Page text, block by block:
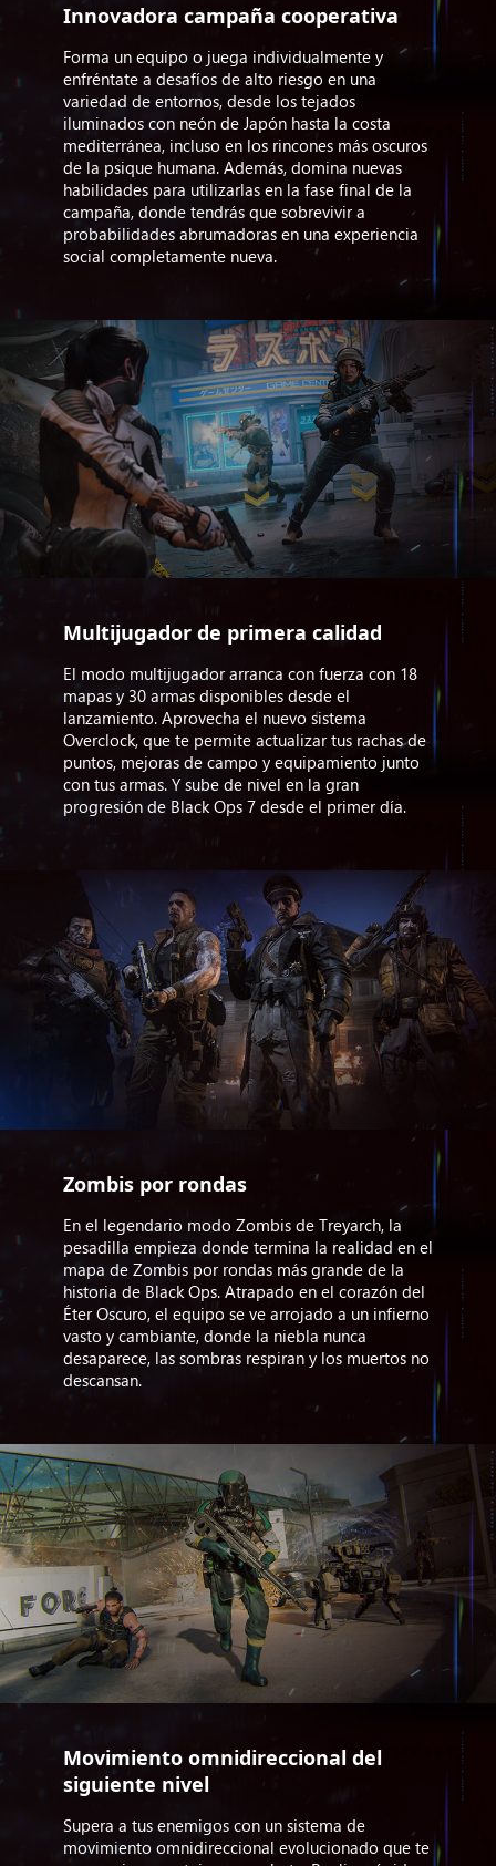
Innovadora campaña cooperativa
Forma un equipo o juega individualmente y
enfréntate a desafíos de alto riesgo en una
variedad de entornos, desde los tejados
iluminados con neón de Japón hasta la costa
mediterránea, incluso en los rincones más oscuros
de la psique humana. Además, domina nuevas
habilidades para utilizarlas en la fase final de la
campaña, donde tendrás que sobrevivir a
probabilidades abrumadoras en una experiencia
social completamente nueva.
Multijugador de primera calidad
El modo multijugador arranca con fuerza con 18
mapas y 30 armas disponibles desde el
lanzamiento. Aprovecha el nuevo sistema
Overclock, que te permite actualizar tus rachas de
puntos, mejoras de campo y equipamiento junto
con tus armas. Y sube de nivel en la gran
progresión de Black Ops 7 desde el primer día.
Zombis por rondas
En el legendario modo Zombis de Treyarch, la
pesadilla empieza donde termina la realidad en el
mapa de Zombis por rondas más grande de la
historia de Black Ops. Atrapado en el corazón del
Éter Oscuro, el equipo se ve arrojado a un infierno
vasto y cambiante, donde la niebla nunca
desaparece, las sombras respiran y los muertos no
descansan.
Movimiento omnidireccional del
siguiente nivel
Supera a tus enemigos con un sistema de
movimiento omnidireccional evolucionado que te